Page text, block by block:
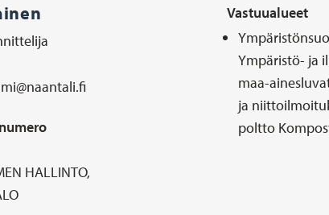
HALLINTO,
Vastuualueet
Ympäristö- ja
maa-
ja
poltto